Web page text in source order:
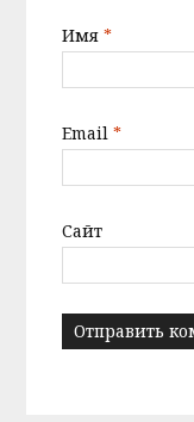
Имя*
Email*
Сайт